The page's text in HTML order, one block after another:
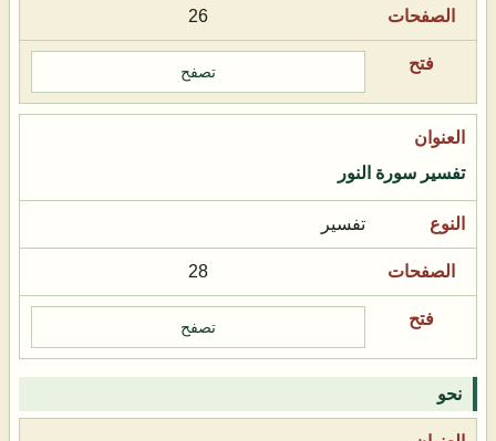
26
تصفح
تفسير سورة النور
تفسير
28
تصفح
نحو